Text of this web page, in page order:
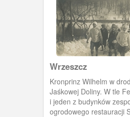
Wrzeszcz
Kronprinz Wilhelm w
Jaśkowej Doliny. W tle
i jeden z budynków
ogrodowego restauracji